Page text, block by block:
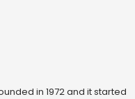
in 1972 and it started